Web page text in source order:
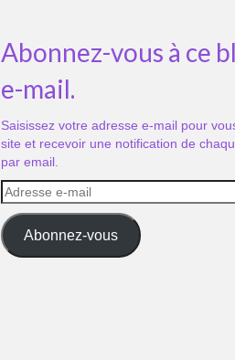
Abonnez-vous à ce
e-mail.
Saisissez votre adresse e-mail pour
site et recevoir une notification de
par email.
Adresse
e-
mail
Abonnez-vous